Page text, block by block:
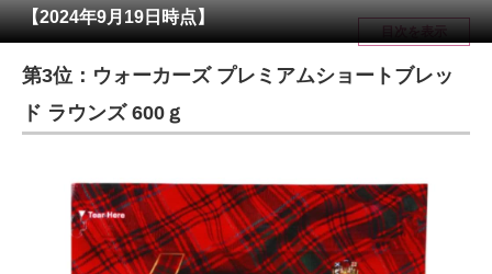
メディア
注目記事を集めた総合ページ
進化するPCとデバイスの未来
好きが集まる 比べて選べる
【2024年9月19日時点】
目次を表示
第3位：ウォーカーズ プレミアムショートブレッ
ド ラウンズ 600ｇ